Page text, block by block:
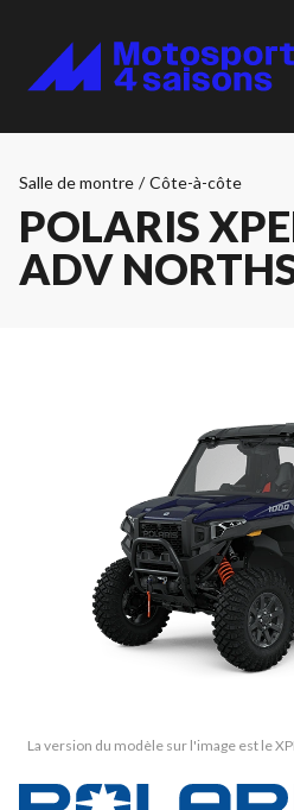
Salle de montre / Côte-à-côte
POLARIS
ADV
La version du modèle sur l'image est le